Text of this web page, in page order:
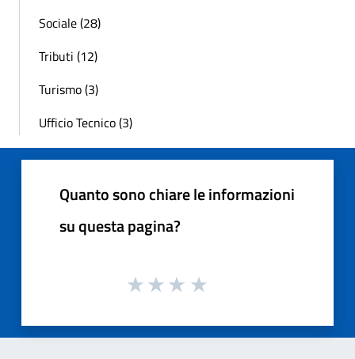
Sociale (28)
Tributi (12)
Turismo (3)
Ufficio Tecnico (3)
Quanto sono chiare le informazioni
su questa pagina?